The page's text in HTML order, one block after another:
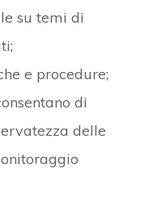
su temi di
e procedure;
di
delle